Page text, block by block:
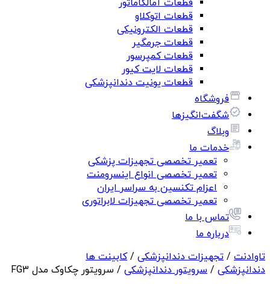
قطعات آمالگاماتور
قطعات اتوکلاو
قطعات الکترونیکی
قطعات جرمگیر
قطعات کمپرسور
قطعات لایت کیور
قطعات یونیت دندانپزشکی
فروشگاه
شگفت‌انگیزها
وبلاگ
خدمات ما
تعمیر تخصصی تجهیزات پزشکی
تعمیر تخصصی انواع اینسرومنت
اعزام تکنسین به سراسر ایران
تعمیر تخصصی تجهیزات لابراتوری
تماس با ما
درباره ما
تاوادنت / تجهیزات دندانپزشکی /کابینت ها
دندانپزشکی / سرویتور دندانپزشکی / سرویتور چکاوک مدل FG3